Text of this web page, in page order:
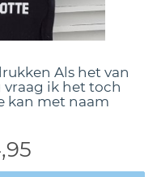
Als het van
ik het toch
kan met naam